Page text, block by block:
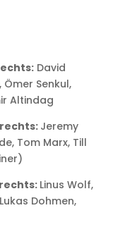
David
Senkul,
Altindag
Jeremy
Tom Marx, Till
Linus Wolf,
Dohmen,